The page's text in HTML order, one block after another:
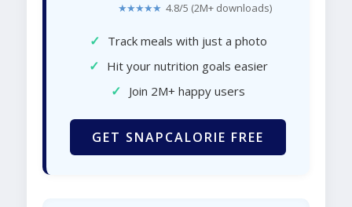
★★★★★ 4.8/5 (2M+ downloads)
✓ Track meals with just a photo
✓ Hit your nutrition goals easier
✓ Join 2M+ happy users
GET SNAPCALORIE FREE